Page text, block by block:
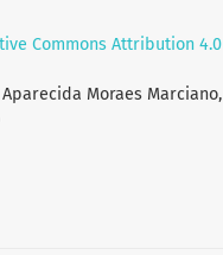
Commons Attribution
Moraes